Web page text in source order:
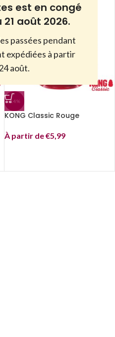
est en congé
août 2026.
passées pendant
expédiées à partir
août.
-14%
KONG Classic Rouge
À partir de€5,99